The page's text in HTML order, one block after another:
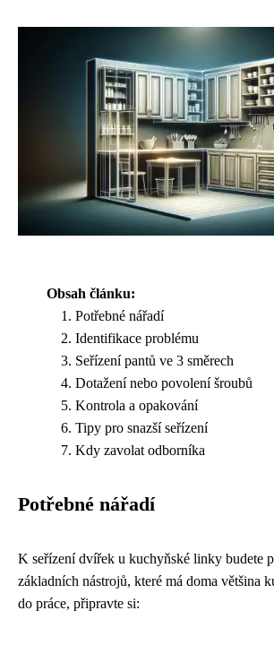
Obsah článku:
Potřebné nářadí
Identifikace problému
Seřízení pantů ve 3 směrech
Dotažení nebo povolení šroubů
Kontrola a opakování
Tipy pro snazší seřízení
Kdy zavolat odborníka
Potřebné nářadí
K seřízení dvířek u kuchyňské linky budete
základních nástrojů, které má doma většina
do práce, připravte si: